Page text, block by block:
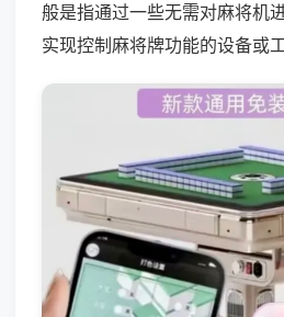
般是指通过一些无需对麻将机
实现控制麻将牌功能的设备或工